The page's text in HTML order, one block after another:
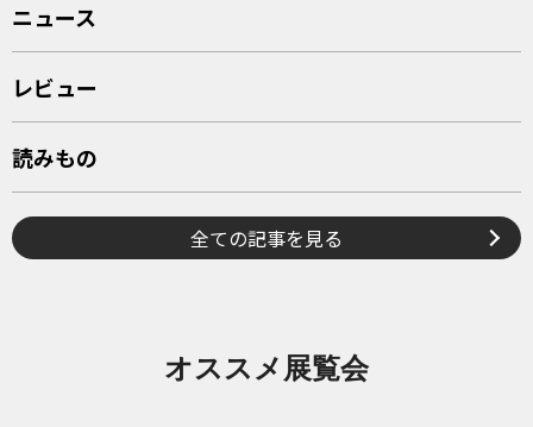
ニュース
レビュー
読みもの
全ての記事を見る
オススメ展覧会